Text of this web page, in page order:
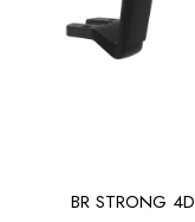
BR STRONG 4D